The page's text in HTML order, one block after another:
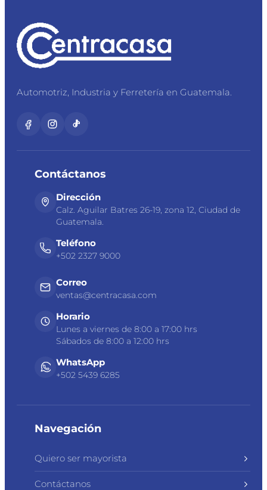
Automotriz, Industria y Ferretería en Guatemala.
Contáctanos
Dirección
Calz. Aguilar Batres 26-19, zona 12, Ciudad de
Guatemala.
Teléfono
+502 2327 9000
Correo
ventas@centracasa.com
Horario
Lunes a viernes de 8:00 a 17:00 hrs
Sábados de 8:00 a 12:00 hrs
WhatsApp
+502 5439 6285
Navegación
Quiero ser mayorista
Contáctanos